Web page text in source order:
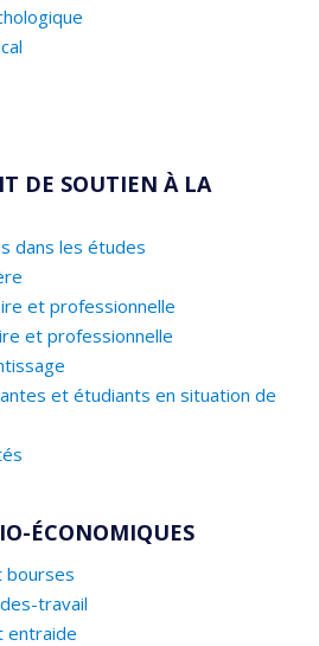
DE SOUTIEN À LA
dans les études
et professionnelle
et professionnelle
et étudiants en situation de
ÉCONOMIQUES
bourses
travail
entraide